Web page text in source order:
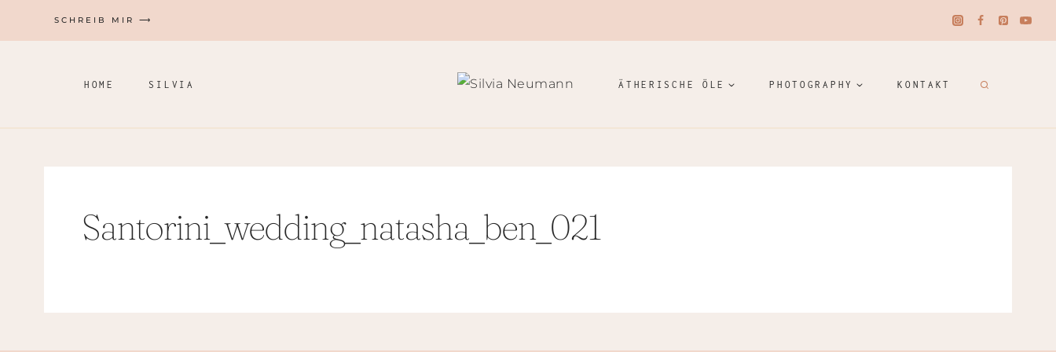
SCHREIB MIR ⟶
HOME SILVIA ÄTHERISCHE ÖLE PHOTOGRAPHY KONTAKT
Santorini_wedding_natasha_ben_021